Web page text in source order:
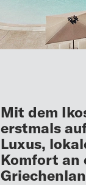
Mit dem
erstmals
Luxus,
Komfort an